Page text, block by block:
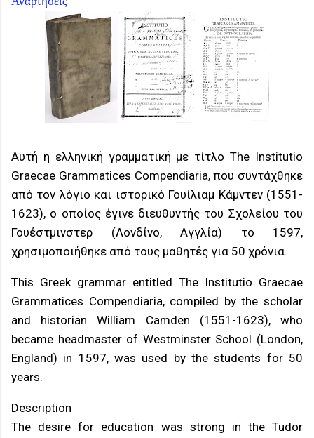
Αυτή η ελληνική γραμματική με τίτλο The Institutio
Graecae Grammatices Compendiaria, που συντάχθηκε
από τον λόγιο και ιστορικό Γουίλιαμ Κάμντεν (1551-
1623), ο οποίος έγινε διευθυντής του Σχολείου του
Γουέστμινστερ (Λονδίνο, Αγγλία) το 1597,
χρησιμοποιήθηκε από τους μαθητές για 50 χρόνια.
This Greek grammar entitled The Institutio Graecae
Grammatices Compendiaria, compiled by the scholar
and historian William Camden (1551-1623), who
became headmaster of Westminster School (London,
England) in 1597, was used by the students for 50
years.
Description
The desire for education was strong in the Tudor